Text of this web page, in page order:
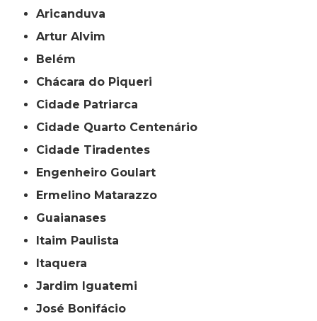
Aricanduva
Artur Alvim
Belém
Chácara do Piqueri
Cidade Patriarca
Cidade Quarto Centenário
Cidade Tiradentes
Engenheiro Goulart
Ermelino Matarazzo
Guaianases
Itaim Paulista
Itaquera
Jardim Iguatemi
José Bonifácio